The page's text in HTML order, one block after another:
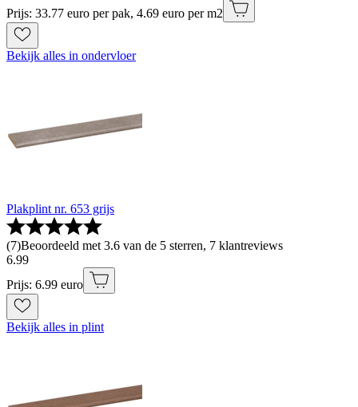
Prijs: 33.77 euro per pak, 4.69 euro per m2
Bekijk alles in ondervloer
Plakplint nr. 653 grijs
(7)Beoordeeld met 3.6 van de 5 sterren, 7 klantreviews
6.99
Prijs: 6.99 euro
Bekijk alles in plint